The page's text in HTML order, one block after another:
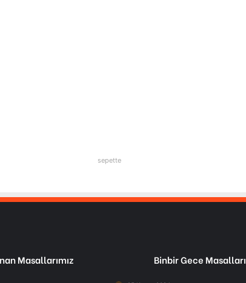
sepette
Masallarımız Binbir Gece Masalları